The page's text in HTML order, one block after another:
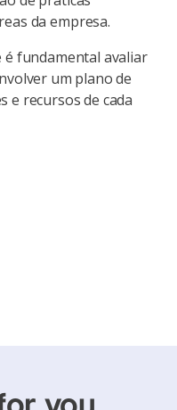
da empresa.
é fundamental avaliar
um plano de
e recursos de cada